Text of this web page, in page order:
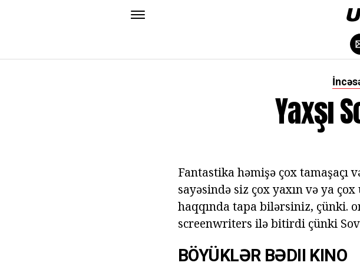
Yaxşı
Fantastika həmişə çox
sayəsində siz çox yaxın və ya
haqqında tapa bilərsiniz, çünki.
screenwriters ilə bitirdi çünki
BÖYÜKLƏR BƏDII KINO